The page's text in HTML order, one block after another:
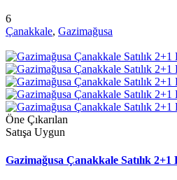
6
Çanakkale, Gazimağusa
Öne Çıkarılan
Satışa Uygun
Gazimağusa Çanakkale Satılık 2+1